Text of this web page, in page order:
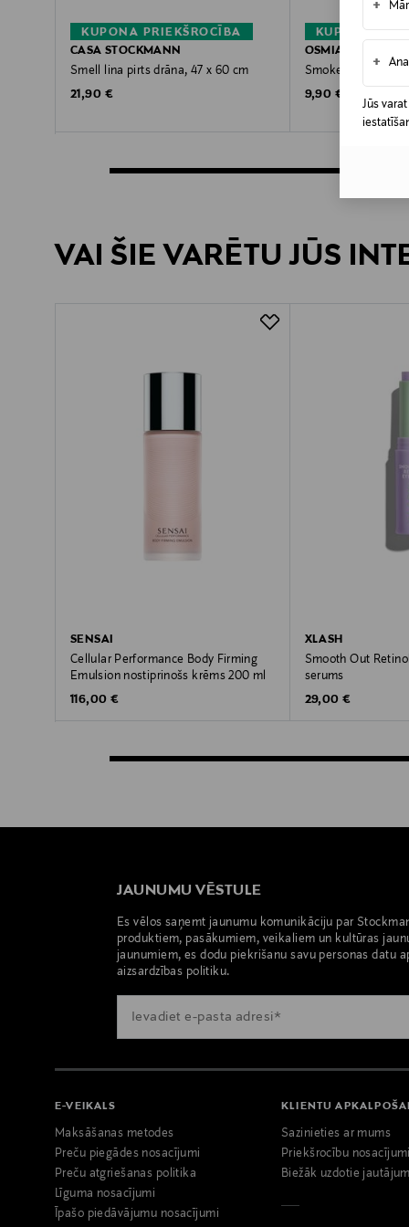
+
+
Jūs
KUPONA PRIEKŠROCĪBA
CASA STOCKMANN
Smell lina pirts drāna, 47 x 60 cm
Original Price
21,90 €
KUPONA
OSMIA
Smoke pirts
Original Price
9,90 €
VAI ŠIE VARĒTU JŪS
SENSAI
Cellular Performance Body Firming
Emulsion nostiprinošs krēms 200 ml
Original Price
116,00 €
XLASH
Smooth Out
serums
Original Price
29,00 €
JAUNUMU VĒSTULE
Es vēlos saņemt jaunumu komunikāciju par
produktiem, pasākumiem, veikaliem un kultūras
jaunumiem, es dodu piekrišanu savu personas datu
aizsardzības politiku.
E-VEIKALS
Maksāšanas metodes
Preču piegādes nosacījumi
Preču atgriešanas politika
Līguma nosacījumi
Īpašo piedāvājumu nosacījumi
KLIENTU
Sazinieties ar mums
Priekšrocību nosacījumi
Biežāk uzdotie